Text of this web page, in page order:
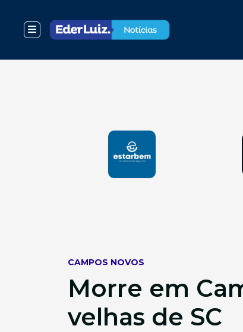
CAMPOS NOVOS
Morre em
velhas de SC